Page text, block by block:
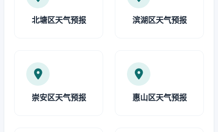
北塘区天气预报 滨湖区天气预报
崇安区天气预报 惠山区天气预报